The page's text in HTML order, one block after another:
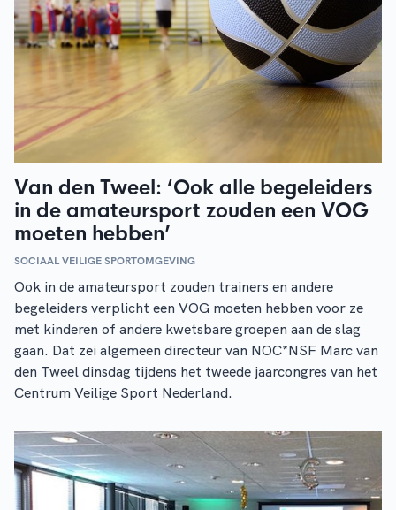
Van den Tweel: ‘Ook alle begeleiders
in de amateursport zouden een VOG
moeten hebben’
SOCIAAL VEILIGE SPORTOMGEVING
Ook in de amateursport zouden trainers en andere
begeleiders verplicht een VOG moeten hebben voor ze
met kinderen of andere kwetsbare groepen aan de slag
gaan. Dat zei algemeen directeur van NOC*NSF Marc van
den Tweel dinsdag tijdens het tweede jaarcongres van het
Centrum Veilige Sport Nederland.